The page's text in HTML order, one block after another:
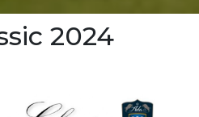
2024